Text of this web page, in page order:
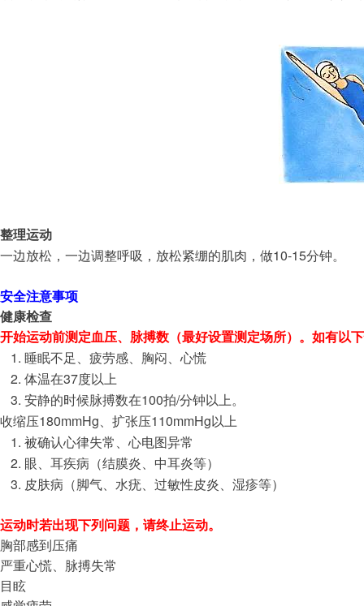
整理运动
一边放松，一边调整呼吸，放松紧绷的肌肉，做10-15分钟。
安全注意事项
健康检查
开始运动前测定血压、脉搏数（最好设置测定场所）。如有以
睡眠不足、疲劳感、胸闷、心慌
体温在37度以上
安静的时候脉搏数在100拍/分钟以上。
收缩压180mmHg 、扩张压110mmHg 以上
被确认心律失常、心电图异常
眼、耳疾病（结膜炎、中耳炎等）
皮肤病（脚气、水疣、过敏性皮炎、湿疹等）
运动时若出现下列问题，请终止运动。
胸部感到压痛
严重心慌、脉搏失常
目眩